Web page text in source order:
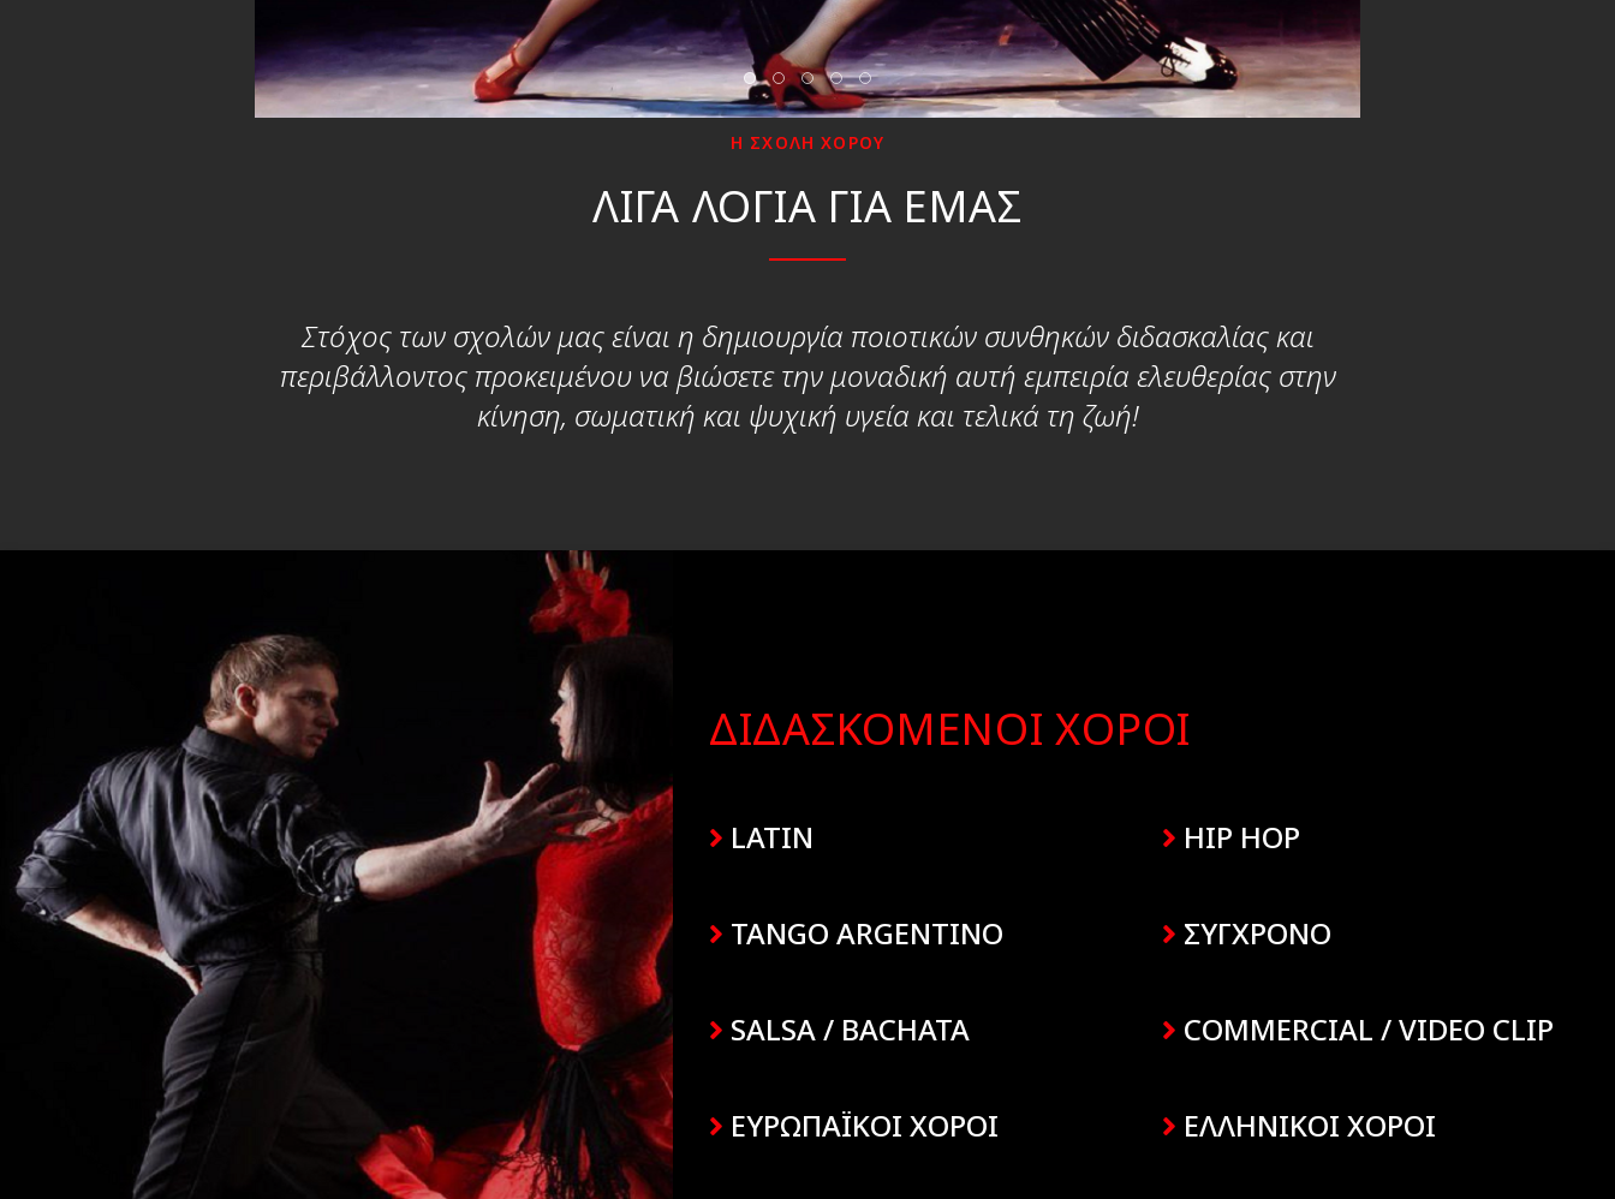
Η ΣΧΟΛΗ ΧOΡΟΥ
ΛΙΓΑ ΛΟΓΙΑ ΓΙΑ ΕΜΑΣ
Στόχος των σχολών μας είναι η δημιουργία ποιοτικών συνθηκών διδασκαλίας και
περιβάλλοντος προκειμένου να βιώσετε την μοναδική αυτή εμπειρία ελευθερίας στην
κίνηση, σωματική και ψυχική υγεία και τελικά τη ζωή!
ΔΙΔΑΣΚΟΜΕΝΟΙ ΧΟΡΟΙ
LATIN HIP HOP
TANGO ARGENTINO ΣΥΓΧΡΟΝΟ
SALSA / BACHATA COMMERCIAL / VIDEO CLIP
ΕΥΡΩΠΑΪΚΟΙ ΧΟΡΟΙ ΕΛΛΗΝΙΚΟΙ ΧΟΡΟΙ